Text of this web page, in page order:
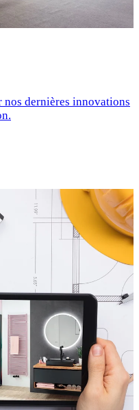
nos dernières innovations